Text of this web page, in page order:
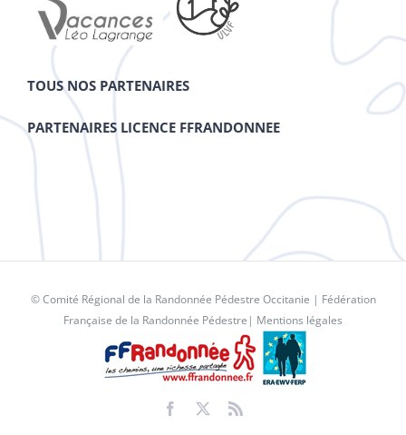
TOUS NOS PARTENAIRES
PARTENAIRES LICENCE FFRANDONNEE
© Comité Régional de la Randonnée Pédestre Occitanie | Fédération
Française de la Randonnée Pédestre | Mentions légales
Facebook